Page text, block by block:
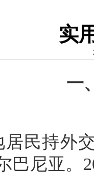
实
一
持外交
巴尼亚。